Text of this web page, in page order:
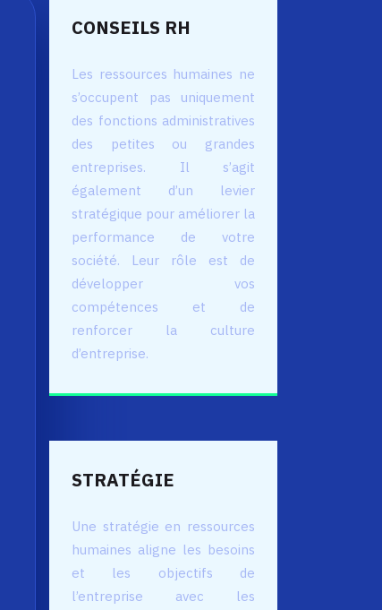
CONSEILS RH
Les ressources humaines ne
s’occupent pas uniquement
des fonctions administratives
des petites ou grandes
entreprises. Il s’agit
également d’un levier
stratégique pour améliorer la
performance de votre
société. Leur rôle est de
développer vos
compétences et de
renforcer la culture
d’entreprise.
STRATÉGIE
Une stratégie en ressources
humaines aligne les besoins
et les objectifs de
l’entreprise avec les